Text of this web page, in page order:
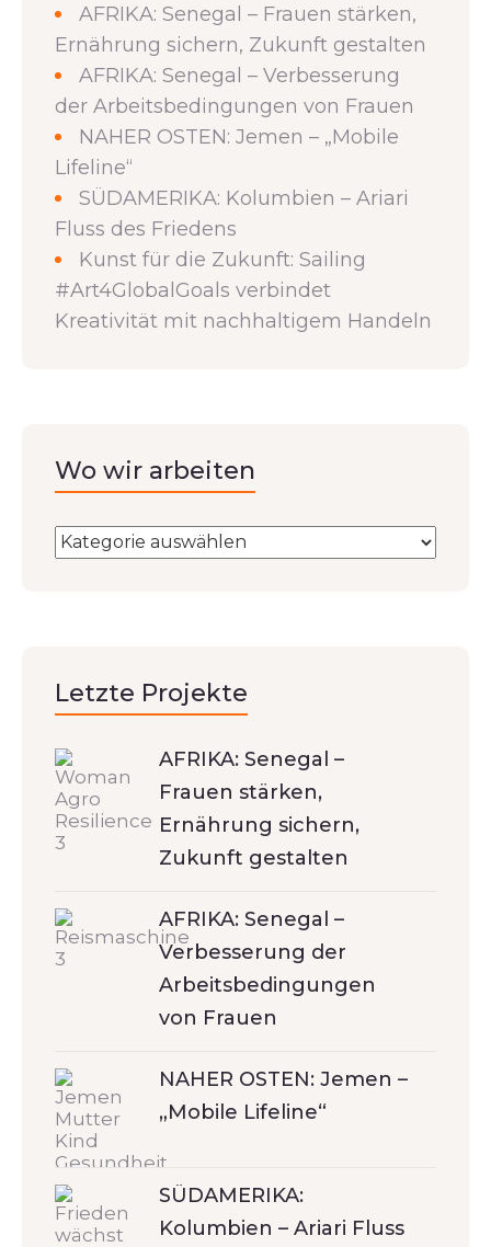
AFRIKA: Senegal – Frauen stärken,
Ernährung sichern, Zukunft gestalten
AFRIKA: Senegal – Verbesserung
der Arbeitsbedingungen von Frauen
NAHER OSTEN: Jemen – „Mobile
Lifeline“
SÜDAMERIKA: Kolumbien – Ariari
Fluss des Friedens
Kunst für die Zukunft: Sailing
#Art4GlobalGoals verbindet
Kreativität mit nachhaltigem Handeln
Wo wir arbeiten
Letzte Projekte
AFRIKA: Senegal –
Frauen stärken,
Ernährung sichern,
Zukunft gestalten
AFRIKA: Senegal –
Verbesserung der
Arbeitsbedingungen
von Frauen
NAHER OSTEN: Jemen –
„Mobile Lifeline“
SÜDAMERIKA:
Kolumbien – Ariari Fluss